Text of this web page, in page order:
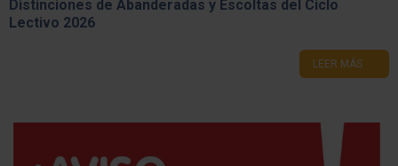
Distinciones de Abanderadas y Escoltas del Ciclo
Lectivo 2026
LEER MÁS